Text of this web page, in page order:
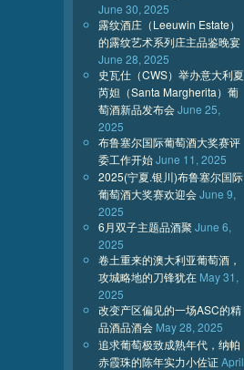
June 30, 2025
露纹酒庄（Leeuwin Estate）
的露纹艺术系列庄主品鉴晚宴
June 28, 2025
史瓦仕（CWS）举办意大利夏
芮妲（Santa Margherita）葡
萄酒新品发布会June 25,
2025
布鲁塞尔国际葡萄酒大奖赛评
委工作开始June 11, 2025
2025(宁夏.银川)布鲁塞尔国际
葡萄酒大奖赛欢迎会June 9,
2025
6月双子主题品酒聚 June 6,
2025
卷土重来的澳大利亚葡萄酒，
攻城略地的刀锋犹在 May 31,
2025
改变产区偏见的一场ASC的精
品酒品酒会 May 28, 2025
追求葡萄极致成熟年代，纳帕
赤霞珠的陈年实力小佐证April